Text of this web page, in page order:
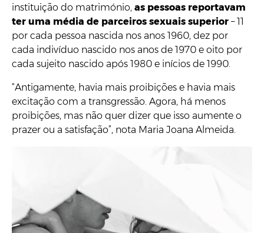
instituição do matrimónio, as pessoas reportavam
ter uma média de parceiros sexuais superior – 11
por cada pessoa nascida nos anos 1960, dez por
cada indivíduo nascido nos anos de 1970 e oito por
cada sujeito nascido após 1980 e inícios de 1990.
“Antigamente, havia mais proibições e havia mais
excitação com a transgressão. Agora, há menos
proibições, mas não quer dizer que isso aumente o
prazer ou a satisfação”, nota Maria Joana Almeida.